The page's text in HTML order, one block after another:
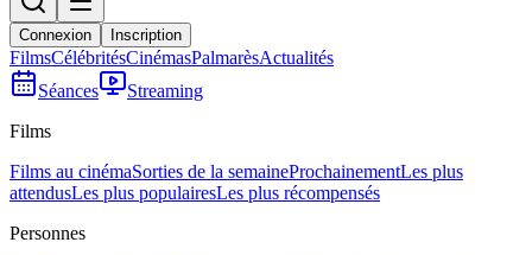
Connexion Inscription
FilmsCélébritésCinémasPalmarèsActualités
Séances
Streaming
Films
Films au cinémaSorties de la semaineProchainementLes plus
attendusLes plus populairesLes plus récompensés
Personnes